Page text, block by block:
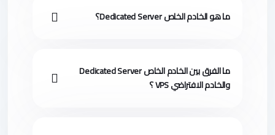
ما هو الخادم الخاص Dedicated Server؟
ما الفرق بين الخادم الخاص Dedicated Server
والخادم الافتراضي VPS ؟